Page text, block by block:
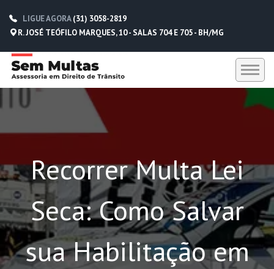
LIGUE AGORA(31) 3058-2819
R. JOSÉ TEÓFILO MARQUES, 10 - SALAS 704 E 705 - BH/MG
DEPOIMENTOS
CONTATO
(31) 3058-2819
(31) 98229-5662
(31) 98752-0612
Recorrer Multa Lei
Seca: Como Salvar
sua Habilitação em